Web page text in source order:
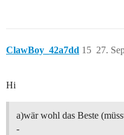
ClawBoy_42a7dd 27.
15
Hi
a)wär wohl das Beste
-